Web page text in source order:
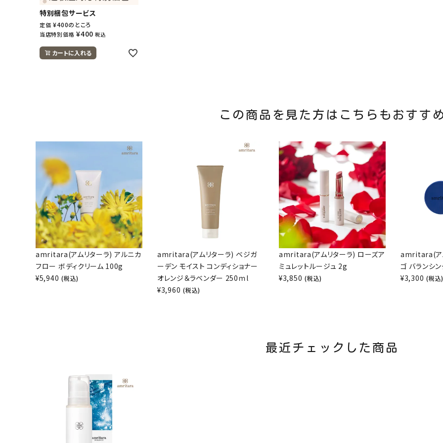
特別梱包サービス
定価 ¥400のところ
当店特別価格 ¥400 税込
カートに入れる
この商品を見た方はこちらもおすす
amritara(アムリターラ) アルニカ
フロー ボディクリーム 100g
¥5,940 (税込)
amritara(アムリターラ) ベジガ
ーデン モイスト コンディショナー
オレンジ＆ラベンダー 250ｍl
¥3,960 (税込)
amritara(アムリターラ) ローズア
ミュレットルージュ 2g
¥3,850 (税込)
amritara(ア
ゴ バランシ
¥3,300 (税込
最近チェックした商品